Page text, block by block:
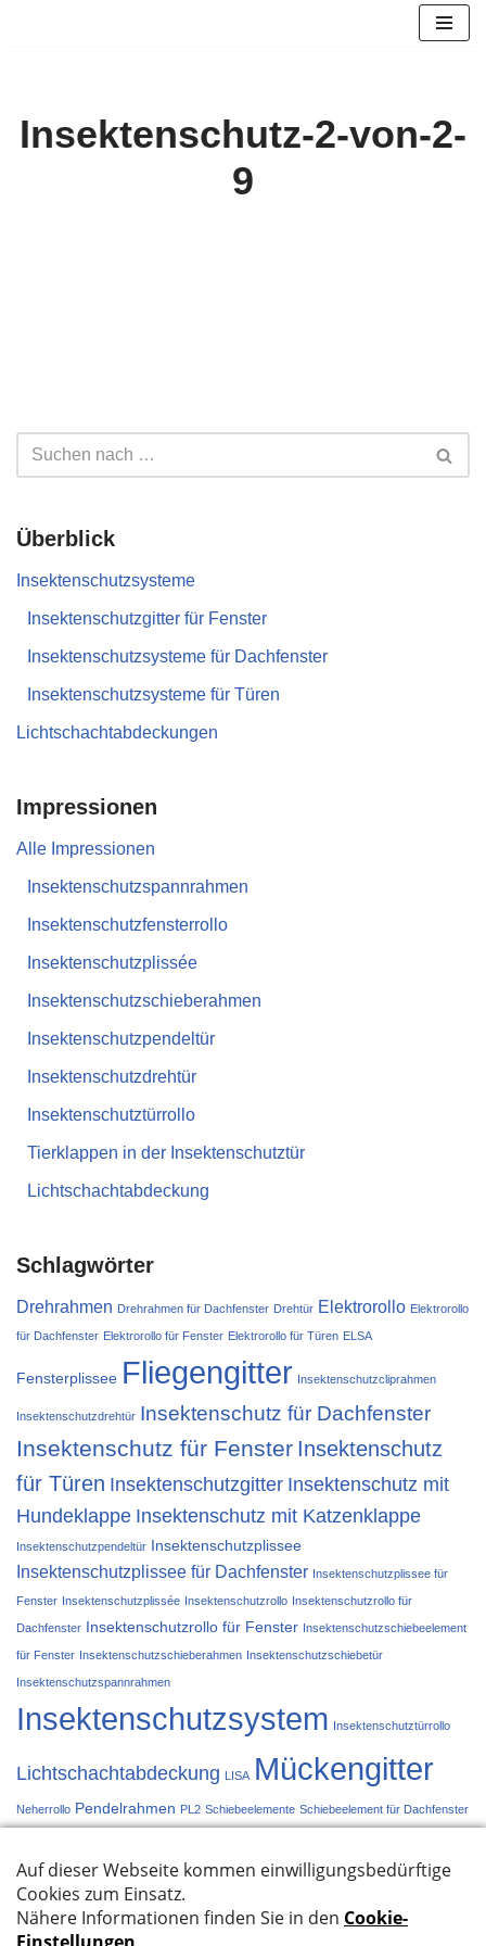
Insektenschutz-2-von-2-
9
Überblick
Insektenschutzsysteme
Insektenschutzgitter für Fenster
Insektenschutzsysteme für Dachfenster
Insektenschutzsysteme für Türen
Lichtschachtabdeckungen
Impressionen
Alle Impressionen
Insektenschutzspannrahmen
Insektenschutzfensterrollo
Insektenschutzplissée
Insektenschutzschieberahmen
Insektenschutzpendeltür
Insektenschutzdrehtür
Insektenschutztürrollo
Tierklappen in der Insektenschutztür
Lichtschachtabdeckung
Schlagwörter
Drehrahmen Drehrahmen für Dachfenster Drehtür Elektrorollo Elektrorollo
für Dachfenster Elektrorollo für Fenster Elektrorollo für Türen ELSA
Fensterplissee Fliegengitter Insektenschutzcliprahmen
Insektenschutzdrehtür Insektenschutz für Dachfenster
Insektenschutz für Fenster Insektenschutz
für Türen Insektenschutzgitter Insektenschutz mit
Hundeklappe Insektenschutz mit Katzenklappe
Insektenschutzpendeltür Insektenschutzplissee
Insektenschutzplissee für Dachfenster Insektenschutzplissee für
Fenster Insektenschutzplissée Insektenschutzrollo Insektenschutzrollo für
Dachfenster Insektenschutzrollo für Fenster Insektenschutzschiebeelement
für Fenster Insektenschutzschieberahmen Insektenschutzschiebetür
Insektenschutzspannrahmen
Insektenschutzsystem Insektenschutztürrollo
Lichtschachtabdeckung LISA Mückengitter
Neherrollo Pendelrahmen PL2 Schiebeelemente Schiebeelement für Dachfenster